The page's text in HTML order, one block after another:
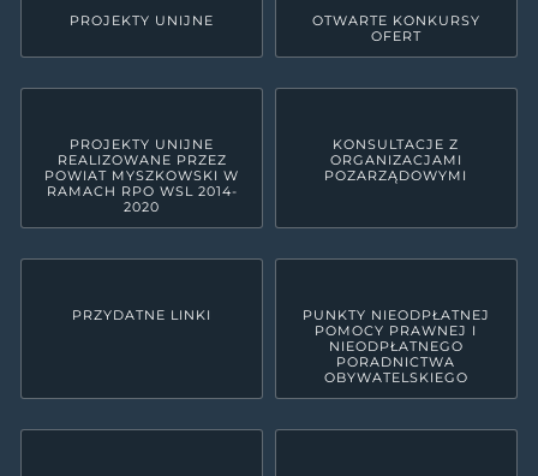
PROJEKTY UNIJNE
OTWARTE KONKURSY
OFERT
PROJEKTY UNIJNE
REALIZOWANE PRZEZ
POWIAT MYSZKOWSKI W
RAMACH RPO WSL 2014-
2020
KONSULTACJE Z
ORGANIZACJAMI
POZARZĄDOWYMI
PRZYDATNE LINKI
PUNKTY NIEODPŁATNEJ
POMOCY PRAWNEJ I
NIEODPŁATNEGO
PORADNICTWA
OBYWATELSKIEGO